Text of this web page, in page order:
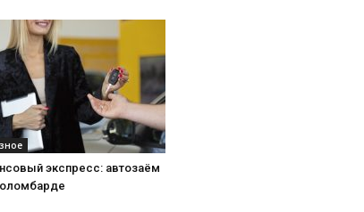
экспресс: автозаём